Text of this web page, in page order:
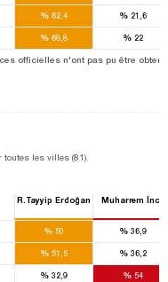
% 62,4 % 21,6
% 68,8 %22
officielles n'ont pas pu être
les villes (81).
R.Tayyip Erdoğan Muharrem İnce
% 50 % 36,9
% 51,5 % 36,2
% 32,9 %54